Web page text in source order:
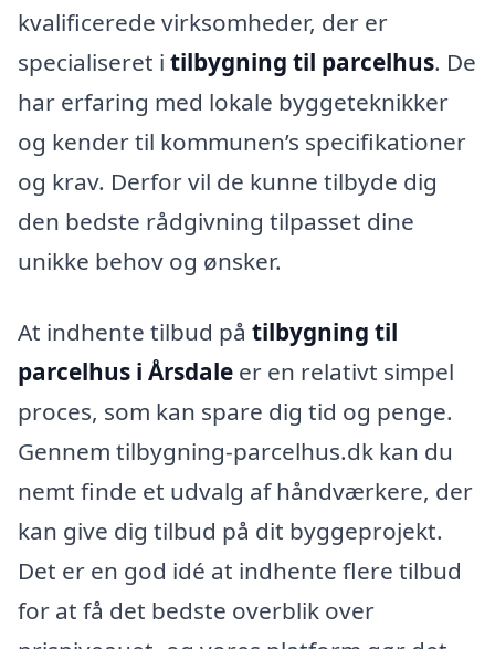
kvalificerede virksomheder, der er
specialiseret i tilbygning til parcelhus. De
har erfaring med lokale byggeteknikker
og kender til kommunen’s specifikationer
og krav. Derfor vil de kunne tilbyde dig
den bedste rådgivning tilpasset dine
unikke behov og ønsker.
At indhente tilbud på tilbygning til
parcelhus i Årsdale er en relativt simpel
proces, som kan spare dig tid og penge.
Gennem tilbygning-parcelhus.dk kan du
nemt finde et udvalg af håndværkere, der
kan give dig tilbud på dit byggeprojekt.
Det er en god idé at indhente flere tilbud
for at få det bedste overblik over